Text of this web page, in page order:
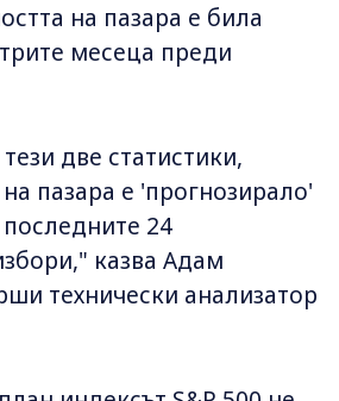
на пазара е била
месеца преди
две статистики,
пазара е 'прогнозирало'
24
казва Адам
технически анализатор